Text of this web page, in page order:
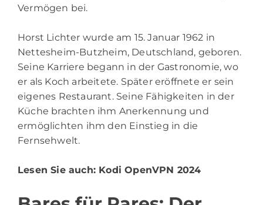
Vermögen bei.
Horst Lichter wurde am 15. Januar 1962 in
Nettesheim-Butzheim, Deutschland, geboren.
Seine Karriere begann in der Gastronomie, wo
er als Koch arbeitete. Später eröffnete er sein
eigenes Restaurant. Seine Fähigkeiten in der
Küche brachten ihm Anerkennung und
ermöglichten ihm den Einstieg in die
Fernsehwelt.
Lesen Sie auch: Kodi OpenVPN 2024